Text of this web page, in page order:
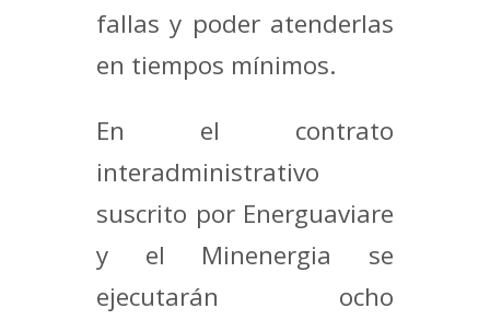
fallas y poder atenderlas
en tiempos mínimos.
En el contrato
interadministrativo
suscrito por Energuaviare
y el Minenergia se
ejecutarán ocho